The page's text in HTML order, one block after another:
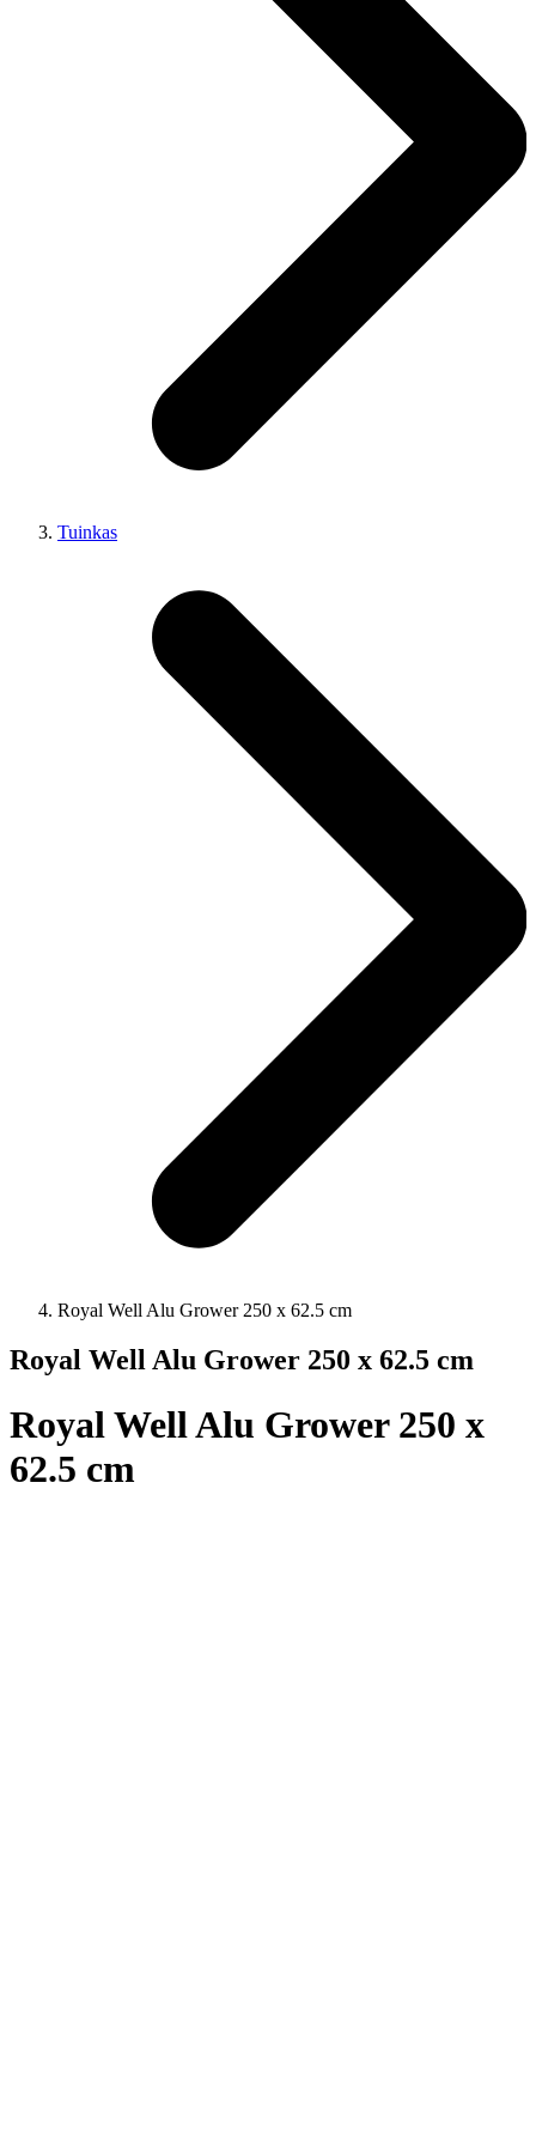
Tuinkas
Royal Well Alu Grower 250 x 62.5 cm
Royal Well Alu Grower 250 x 62.5 cm
Royal Well Alu Grower 250 x
62.5 cm